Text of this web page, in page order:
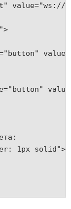
value="ws://
1px solid">